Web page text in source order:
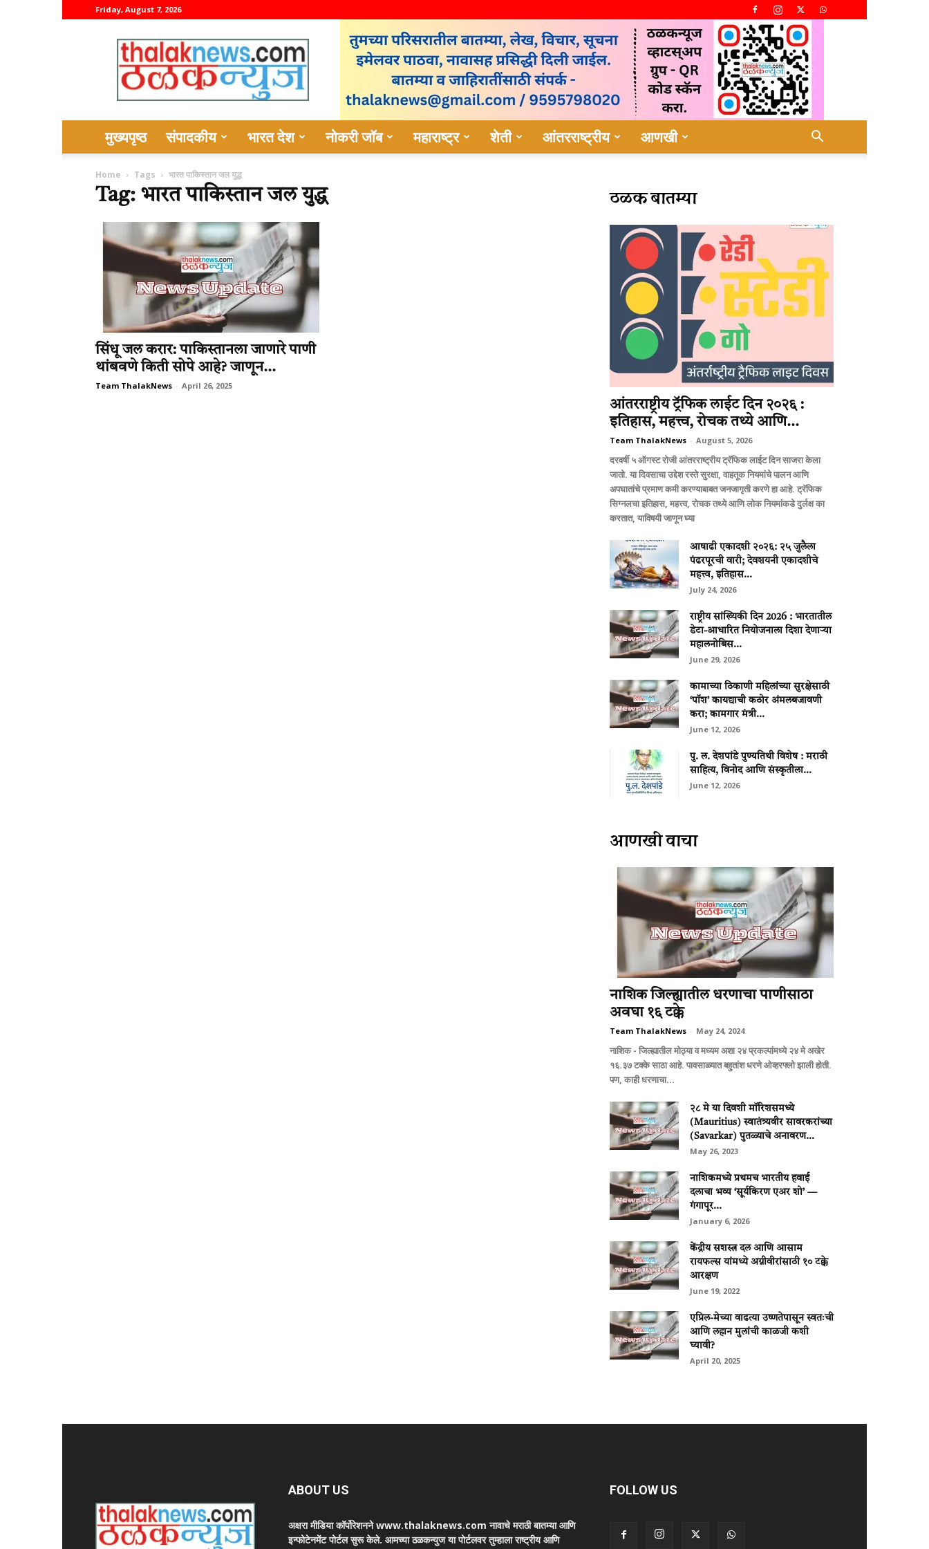
Friday, August 7, 2026
thalaknews
मुख्यपृष्ठ संपादकीय भारत देश नोकरी जॉब महाराष्ट्र शेती आंतरराष्ट्रीय आणखी
Home Tags भारत पाकिस्तान जल युद्ध
Tag: भारत पाकिस्तान जल युद्ध
सिंधू जल करार: पाकिस्तानला जाणारे पाणी
थांबवणे किती सोपे आहे? जाणून...
Team ThalakNews - April 26, 2025
ठळक बातम्या
आंतरराष्ट्रीय ट्रॅफिक लाईट दिन २०२६ :
इतिहास, महत्त्व, रोचक तथ्ये आणि...
Team ThalakNews - August 5, 2026
दरवर्षी ५ ऑगस्ट रोजी आंतरराष्ट्रीय ट्रॅफिक लाईट दिन साजरा केला
जातो. या दिवसाचा उद्देश रस्ते सुरक्षा, वाहतूक नियमांचे पालन आणि
अपघातांचे प्रमाण कमी करण्याबाबत जनजागृती करणे हा आहे. ट्रॅफिक
सिग्नलचा इतिहास, महत्त्व, रोचक तथ्ये आणि लोक नियमांकडे दुर्लक्ष का
करतात, याविषयी जाणून घ्या
आषाढी एकादशी २०२६: २५ जुलैला
पंढरपूरची वारी; देवशयनी एकादशीचे
महत्त्व, इतिहास...
July 24, 2026
राष्ट्रीय सांख्यिकी दिन 2026 : भारतातील
डेटा-आधारित नियोजनाला दिशा देणाऱ्या
महालनोबिस...
June 29, 2026
कामाच्या ठिकाणी महिलांच्या सुरक्षेसाठी
‘पॉश’ कायद्याची कठोर अंमलबजावणी
करा; कामगार मंत्री...
June 12, 2026
पु. ल. देशपांडे पुण्यतिथी विशेष : मराठी
साहित्य, विनोद आणि संस्कृतीला...
June 12, 2026
आणखी वाचा
नाशिक जिल्ह्यातील धरणाचा पाणीसाठा
अवघा १६ टक्के
Team ThalakNews - May 24, 2024
नाशिक - जिल्ह्यातील मोठ्या व मध्यम अशा २४ प्रकल्पांमध्ये २४ मे अखेर
१६.३७ टक्के साठा आहे. पावसाळ्यात बहुतांश धरणे ओव्हरफ्लो झाली होती.
पण, काही धरणाचा...
२८ मे या दिवशी मॉरिशसमध्ये
(Mauritius) स्वातंत्र्यवीर सावरकरांच्या
(Savarkar) पुतळ्याचे अनावरण...
May 26, 2023
नाशिकमध्ये प्रथमच भारतीय हवाई
दलाचा भव्य ‘सूर्यकिरण एअर शो’ —
गंगापूर...
January 6, 2026
केंद्रीय सशस्त्र दल आणि आसाम
रायफल्स यांमध्ये अग्नीवीरांसाठी १० टक्के
आरक्षण
June 19, 2022
एप्रिल-मेच्या वाढत्या उष्णतेपासून स्वतःची
आणि लहान मुलांची काळजी कशी
घ्यावी?
April 20, 2025
ABOUT US
अक्षरा मीडिया कॉर्पोरेशनने www.thalaknews.com नावाचे मराठी बातम्या आणि
इन्फोटेनमेंट पोर्टल सुरू केले. आमच्या ठळकन्युज या पोर्टलवर तुम्हाला राष्ट्रीय आणि
FOLLOW US